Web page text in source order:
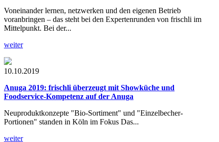
Voneinander lernen, netzwerken und den eigenen Betrieb
voranbringen – das steht bei den Expertenrunden von frischli im
Mittelpunkt. Bei der...
weiter
10.10.2019
Anuga 2019: frischli überzeugt mit Showküche und
Foodservice-Kompetenz auf der Anuga
Neuproduktkonzepte "Bio-Sortiment" und "Einzelbecher-
Portionen" standen in Köln im Fokus Das...
weiter